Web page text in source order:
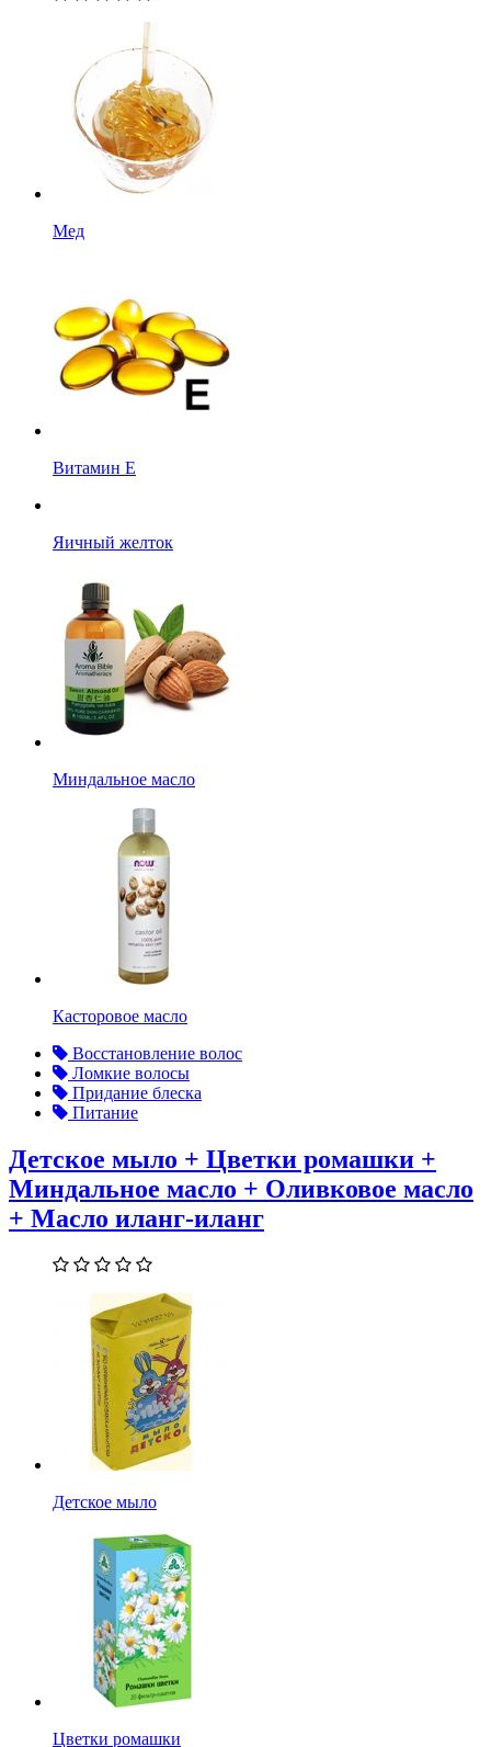
Мед
Витамин Е
Яичный желток
Миндальное масло
Касторовое масло
Восстановление волос
Ломкие волосы
Придание блеска
Питание
Детское мыло + Цветки ромашки +
Миндальное масло + Оливковое масло
+ Масло иланг-иланг
Детское мыло
Цветки ромашки